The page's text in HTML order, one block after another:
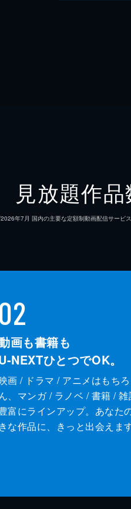
見放題作品
年7⽉ 国内の主要な定額制動画配信サービ
02
画も書籍も
NEXTひとつでOK。
画 / ドラマ / アニメはもちろ
、マンガ / ラノベ / 書籍 / 雑
富にラインアップ。あなた
きな作品に、きっと出会えます